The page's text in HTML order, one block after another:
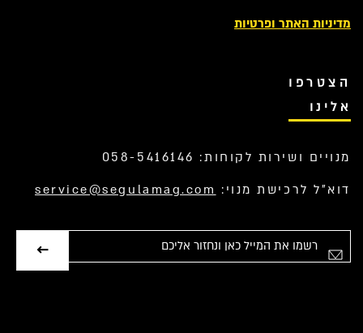
מדיניות האתר ופרטיות
הצטרפו
אלינו
מנויים ושירות לקוחות: 058-5416146
דוא”ל לרכישת מנוי: service@segulamag.com